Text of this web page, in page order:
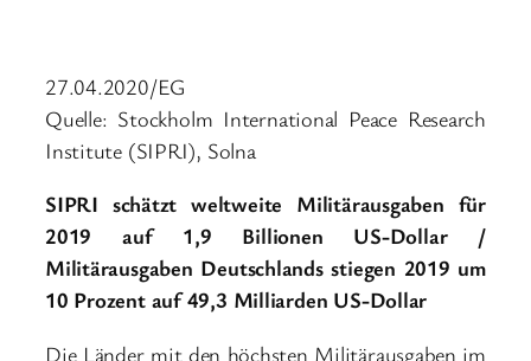
27.04.2020/EG
Quelle: Stockholm International Peace Research
Institute (SIPRI), Solna
SIPRI schätzt weltweite Militärausgaben für
2019 auf 1,9 Billionen US-Dollar /
Militärausgaben Deutschlands stiegen 2019 um
10 Prozent auf 49,3 Milliarden US-Dollar
Die Länder mit den höchsten Militärausgaben im